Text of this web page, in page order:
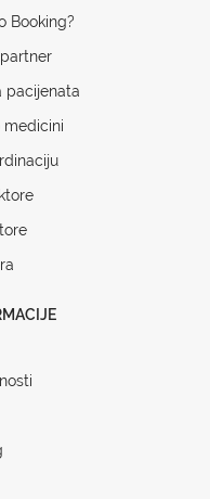
Booking?
pacijenata
medicini